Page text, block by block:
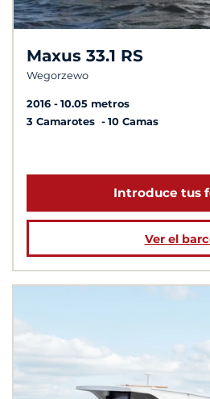
Maxus 33.1 RS
Wegorzewo
2016
10.05 metros
3 Camarotes
10 Camas
Introduce tus
Ver el